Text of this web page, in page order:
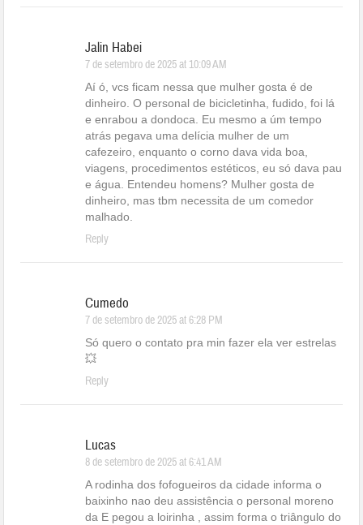
Jalin Habei
7 de setembro de 2025 at 10:09 AM
Aí ó, vcs ficam nessa que mulher gosta é de
dinheiro. O personal de bicicletinha, fudido, foi lá
e enrabou a dondoca. Eu mesmo a úm tempo
atrás pegava uma delícia mulher de um
cafezeiro, enquanto o corno dava vida boa,
viagens, procedimentos estéticos, eu só dava pau
e água. Entendeu homens? Mulher gosta de
dinheiro, mas tbm necessita de um comedor
malhado.
Reply
Cumedo
7 de setembro de 2025 at 6:28 PM
Só quero o contato pra min fazer ela ver estrelas
💥
Reply
Lucas
8 de setembro de 2025 at 6:41 AM
A rodinha dos fofogueiros da cidade informa o
baixinho nao deu assistência o personal moreno
da E pegou a loirinha , assim forma o triângulo do